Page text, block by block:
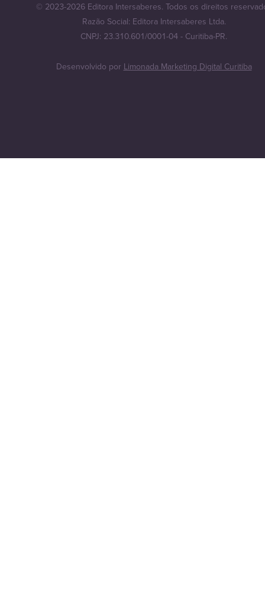
© 2023-2026 Editora Intersaberes. Todos os direitos
Razão Social: Editora Intersaberes Ltda.
CNPJ: 23.310.601/0001-04 - Curitiba-PR.
Desenvolvido porLimonada Marketing Digital Curitiba